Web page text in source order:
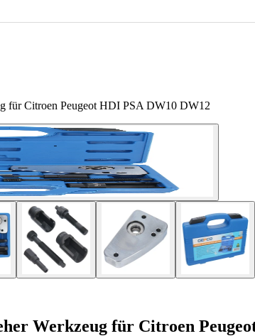
für Citroen Peugeot HDI PSA DW10 DW12
Werkzeug für Citroen